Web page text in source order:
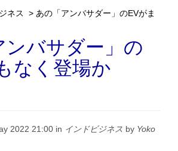
ネス > あの「アンバサダー」のEVがま
ンバサダー」の
なく登場か
2022 21:00 in インドビジネス by Yoko